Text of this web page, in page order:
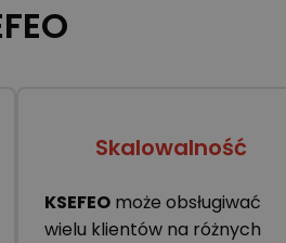
Skalowalność
KSEFEO może obsługiwać
wielu klientów na różnych